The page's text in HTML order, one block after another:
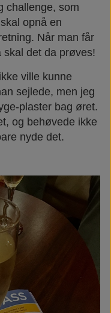
challenge, som
opnå en
Når man får
det da prøves!
ville kunne
sejlede, men jeg
plaster bag øret.
og behøvede ikke
nyde det.